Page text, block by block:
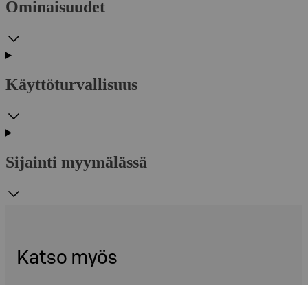
Ominaisuudet
Käyttöturvallisuus
Sijainti myymälässä
Katso myös